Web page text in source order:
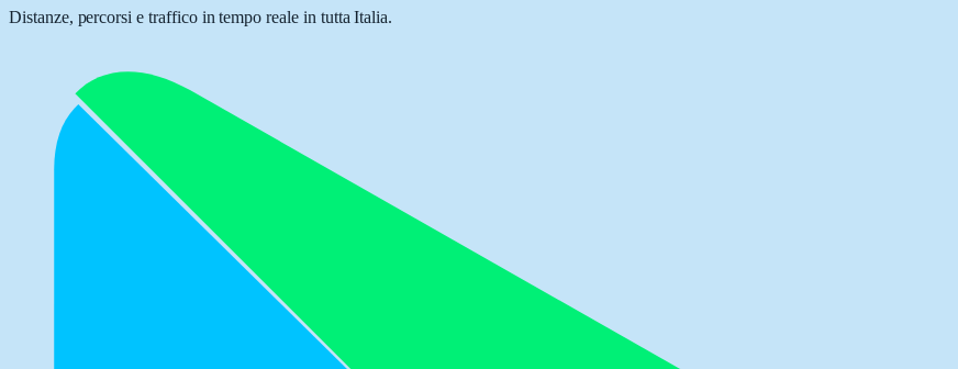
Distanze, percorsi e traffico in tempo reale in tutta Italia.